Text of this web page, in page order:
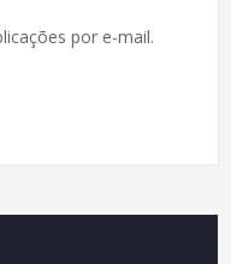
por e-mail.